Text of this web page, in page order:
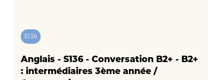
S136
Anglais - S136 - Conversation B2+ - B2+
: intermédiaires 3ème année /